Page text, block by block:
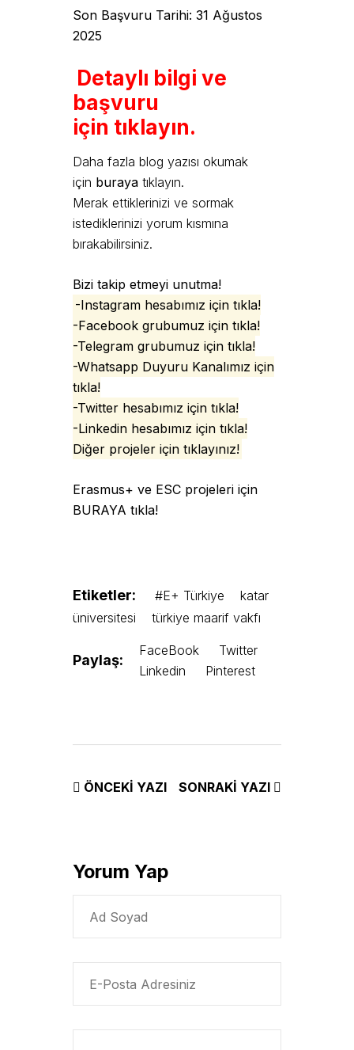
Son Başvuru Tarihi: 31 Ağustos
2025
Detaylı bilgi ve
başvuru
için tıklayın.
Daha fazla blog yazısı okumak
için buraya tıklayın.
Merak ettiklerinizi ve sormak
istediklerinizi yorum kısmına
bırakabilirsiniz.
Bizi takip etmeyi unutma!
-Instagram hesabımız için tıkla!
-Facebook grubumuz için tıkla!
-Telegram grubumuz için tıkla!
-Whatsapp Duyuru Kanalımız için
tıkla!
-Twitter hesabımız için tıkla!
-Linkedin hesabımız için tıkla!
Diğer projeler için tıklayınız!
Erasmus+ ve ESC projeleri için
BURAYA tıkla!
Etiketler: #E+ Türkiye
katar
üniversitesi
türkiye maarif vakfı
Paylaş:
FaceBook
Twitter
Linkedin
Pinterest
ÖNCEKI YAZI SONRAKI YAZI
Yorum Yap